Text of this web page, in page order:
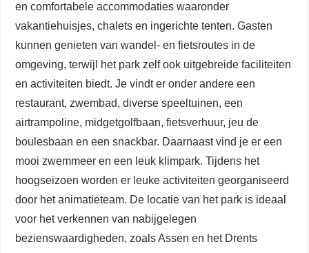
en comfortabele accommodaties waaronder
vakantiehuisjes, chalets en ingerichte tenten. Gasten
kunnen genieten van wandel- en fietsroutes in de
omgeving, terwijl het park zelf ook uitgebreide faciliteiten
en activiteiten biedt. Je vindt er onder andere een
restaurant, zwembad, diverse speeltuinen, een
airtrampoline, midgetgolfbaan, fietsverhuur, jeu de
boulesbaan en een snackbar. Daarnaast vind je er een
mooi zwemmeer en een leuk klimpark. Tijdens het
hoogseizoen worden er leuke activiteiten georganiseerd
door het animatieteam. De locatie van het park is ideaal
voor het verkennen van nabijgelegen
bezienswaardigheden, zoals Assen en het Drents